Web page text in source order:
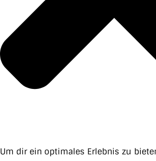
Um dir ein optimales Erlebnis zu